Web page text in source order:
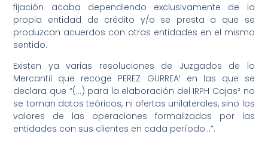
fijación acaba dependiendo exclusivamente de la
propia entidad de crédito y/o se presta a que se
produzcan acuerdos con otras entidades en el mismo
sentido.
Existen ya varias resoluciones de Juzgados de lo
Mercantil que recoge PEREZ GURREA¹ en las que se
declara que “(…) para la elaboración del IRPH Cajas² no
se toman datos teóricos, ni ofertas unilaterales, sino los
valores de las operaciones formalizadas por las
entidades con sus clientes en cada período…”.